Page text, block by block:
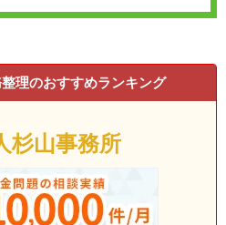
理のおすすめランキング
杉山事務所